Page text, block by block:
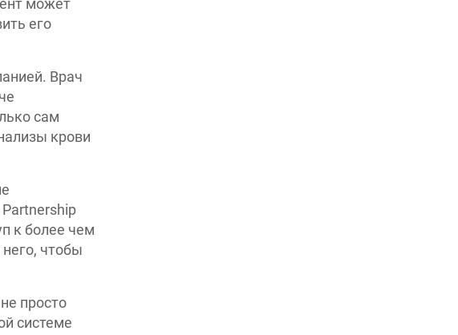
может
его
Врач
сам
крови
к более чем
чтобы
просто
системе